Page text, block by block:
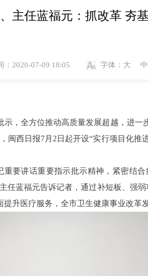
主任蓝福元：抓改革 夯
：2020-07-09 18:05 字体： 大 中
全方位推动高质量发展超越，进一
闽西日报7月2日起开设“实行项目化
讲话重要指示批示精神，紧密结合
任蓝福元告诉记者，通过补短板、强
升医疗服务，全市卫生健康事业改革